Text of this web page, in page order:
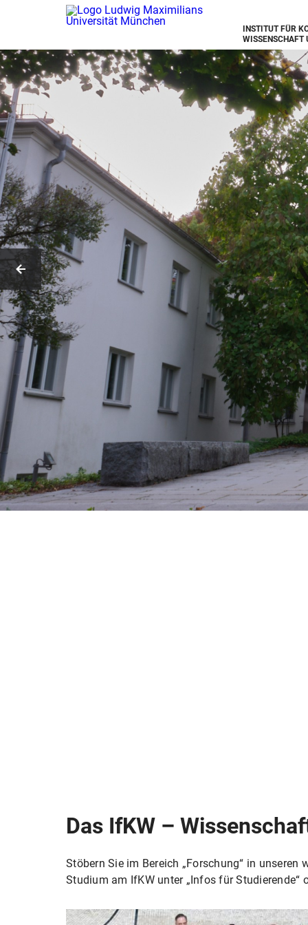
INSTITUT FÜR
WISSENSCHAFT
Das IfKW –
Stöbern Sie im Bereich „Forschung“ in
Studium am IfKW unter „Infos für Studierende“